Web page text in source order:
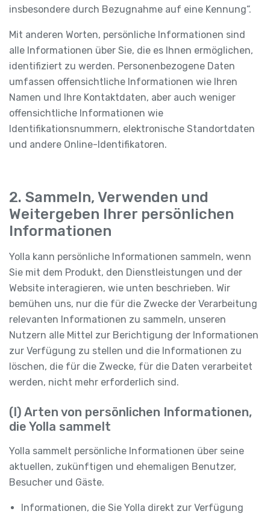
insbesondere durch Bezugnahme auf eine Kennung“.
Mit anderen Worten, persönliche Informationen sind
alle Informationen über Sie, die es Ihnen ermöglichen,
identifiziert zu werden. Personenbezogene Daten
umfassen offensichtliche Informationen wie Ihren
Namen und Ihre Kontaktdaten, aber auch weniger
offensichtliche Informationen wie
Identifikationsnummern, elektronische Standortdaten
und andere Online-Identifikatoren.
2. Sammeln, Verwenden und
Weitergeben Ihrer persönlichen
Informationen
Yolla kann persönliche Informationen sammeln, wenn
Sie mit dem Produkt, den Dienstleistungen und der
Website interagieren, wie unten beschrieben. Wir
bemühen uns, nur die für die Zwecke der Verarbeitung
relevanten Informationen zu sammeln, unseren
Nutzern alle Mittel zur Berichtigung der Informationen
zur Verfügung zu stellen und die Informationen zu
löschen, die für die Zwecke, für die Daten verarbeitet
werden, nicht mehr erforderlich sind.
(I) Arten von persönlichen Informationen,
die Yolla sammelt
Yolla sammelt persönliche Informationen über seine
aktuellen, zukünftigen und ehemaligen Benutzer,
Besucher und Gäste.
Informationen, die Sie Yolla direkt zur Verfügung